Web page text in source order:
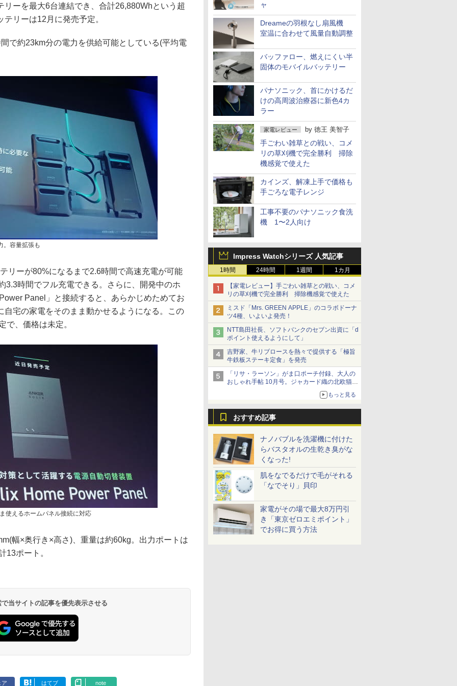
ャ
Dreameの羽根なし扇風機
室温に合わせて風量自動調整
バッファロー、燃えにくい半
固体のモバイルバッテリー
パナソニック、首にかけるだ
けの高周波治療器に新色4カ
ラー
家電レビュー by 徳王 美智子
手ごわい雑草との戦い、コメ
リの草刈機で完全勝利 掃除
機感覚で使えた
カインズ、解凍上手で価格も
手ごろな電子レンジ
工事不要のパナソニック食洗
機 1〜2人向け
Impress Watchシリーズ 人気記事
1時間 24時間 1週間 1カ月
【家電レビュー】手ごわい雑草との戦い、コメ
リの草刈機で完全勝利 掃除機感覚で使えた
ミスド「Mrs. GREEN APPLE」のコラボドーナ
ツ4種、いよいよ発売！
NTT島田社長、ソフトバンクのセブン出資に「d
ポイント使えるようにして」
吉野家、牛リブロースを熱々で提供する「極旨
牛鉄板ステーキ定食」を発売
「リサ・ラーソン」がま口ポーチ付録、大人の
おしゃれ手帖 10月号。ジャカード織の北欧猫デ
もっと見る
おすすめ記事
ナノバブルを洗濯機に付けた
らバスタオルの生乾き臭がな
くなった!
肌をなでるだけで毛がそれる
「なでそり」貝印
家電がその場で最大8万円引
き「東京ゼロエミポイント」
でお得に買う方法
ーを最大6台連結でき、合計26,880Whという超
リーは12月に発売予定。
で約23km分の電力を供給可能としている(平均電
。容量拡張も
リーが80%になるまで2.6時間で高速充電が可能
3.3時間でフル充電できる。さらに、開発中のホ
Panel」と接続すると、あらかじめためてお
自宅の家電をそのまま動かせるようになる。この
で、価格は未定。
使えるホームパネル接続に対応
幅×奥行き×高さ)、重量は約60kg。出力ポートは
13ポート。
当サイトの記事を優先表示させる
ア はてブ note